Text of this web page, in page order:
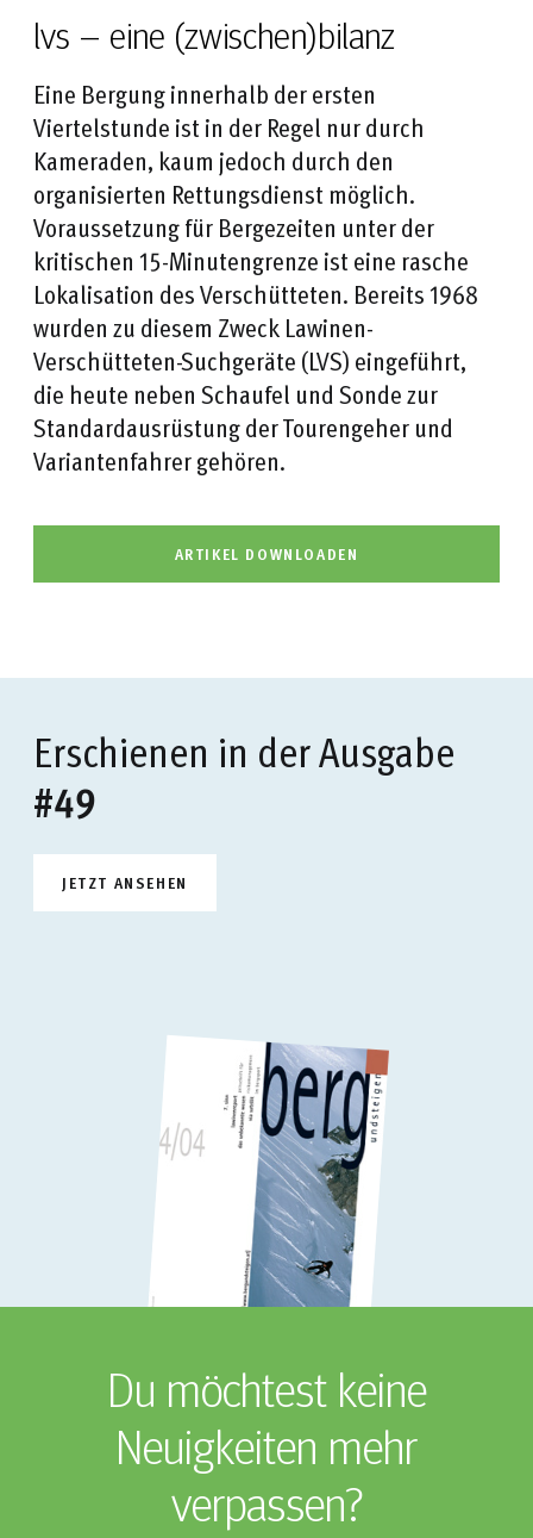
lvs – eine (zwischen)bilanz
Eine Bergung innerhalb der ersten
Viertelstunde ist in der Regel nur durch
Kameraden, kaum jedoch durch den
organisierten Rettungsdienst möglich.
Voraussetzung für Bergezeiten unter der
kritischen 15-Minutengrenze ist eine rasche
Lokalisation des Verschütteten. Bereits 1968
wurden zu diesem Zweck Lawinen-
Verschütteten-Suchgeräte (LVS) eingeführt,
die heute neben Schaufel und Sonde zur
Standardausrüstung der Tourengeher und
Variantenfahrer gehören.
ARTIKEL DOWNLOADEN
Erschienen in der Ausgabe
#49
JETZT ANSEHEN
Du möchtest keine
Neuigkeiten mehr
verpassen?